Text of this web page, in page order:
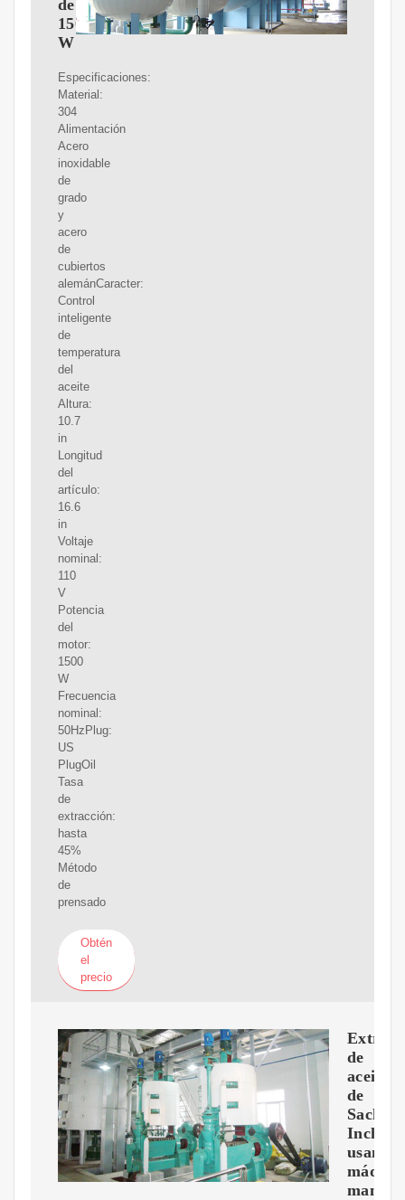
de
1500
W
Especificaciones:
Material:
304
Alimentación
Acero
inoxidable
de
grado
y
acero
de
cubiertos
alemánCaracter:
Control
inteligente
de
temperatura
del
aceite
Altura:
10.7
in
Longitud
del
artículo:
16.6
in
Voltaje
nominal:
110
V
Potencia
del
motor:
1500
W
Frecuencia
nominal:
50HzPlug:
US
PlugOil
Tasa
de
extracción:
hasta
45%
Método
de
prensado
Obtén
el
precio
de
aceite
de
Sacha
Inchi
usando
manual